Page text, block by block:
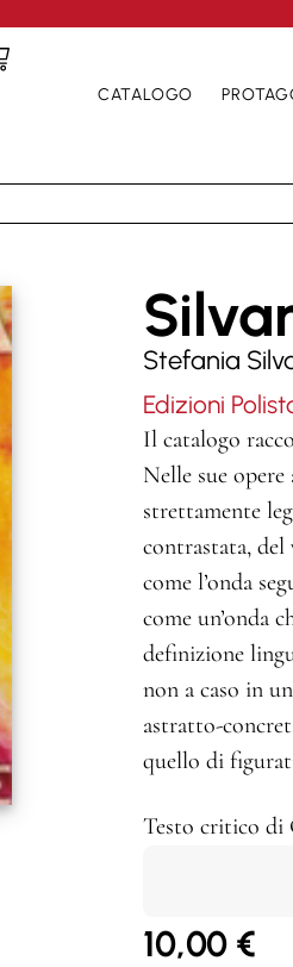
CATALOGO
Stefania
Edizioni
Il catalogo
Nelle sue
strettamente
contrastata, del
come l’onda
come un’onda
definizione
non a caso in
astratto-
quello di
Testo critico di
10,00 €